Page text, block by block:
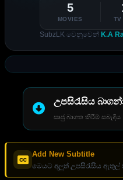
5
MOVIES TV
SubzLK වෙනුවෙන් K.A
උපසිරැසිය
සෘජු බාගත කිරීම් සබැඳිය
Add New Subtitle
මෙයට අලුත් උපසිරැසිය